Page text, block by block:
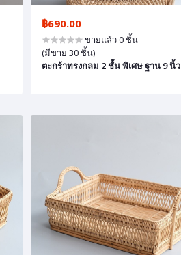
฿690.00
ขายแล้ว 0 ชิ้น
(มีขาย 30 ชิ้น)
ตะกร้าทรงกลม 2 ชั้น พิเศษ ฐาน 9 นิ้ว